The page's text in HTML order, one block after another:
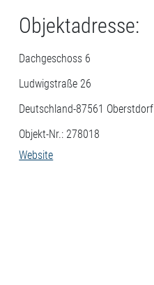
Objektadresse:
Dachgeschoss 6
Ludwigstraße 26
Deutschland-87561 Oberstdorf
Objekt-Nr.: 278018
Website